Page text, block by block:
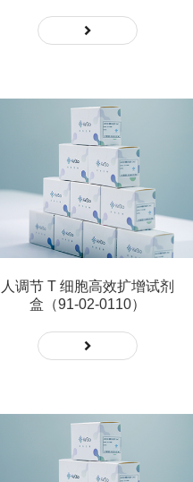
人调节 T 细胞高效扩增试剂
盒（91-02-0110）